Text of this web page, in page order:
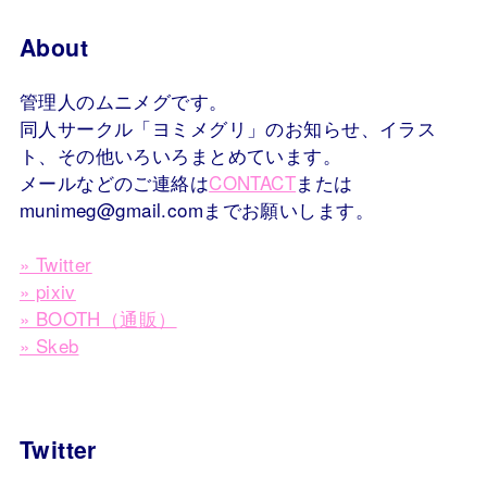
About
管理人のムニメグです。
同人サークル「ヨミメグリ」のお知らせ、イラス
ト、その他いろいろまとめています。
メールなどのご連絡はCONTACTまたは
munimeg@gmail.comまでお願いします。
» Twitter
» pixiv
» BOOTH（通販）
» Skeb
Twitter